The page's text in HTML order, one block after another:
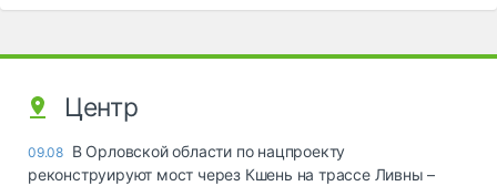
Центр
09.08 В Орловской области по нацпроекту
реконструируют мост через Кшень на трассе Ливны –